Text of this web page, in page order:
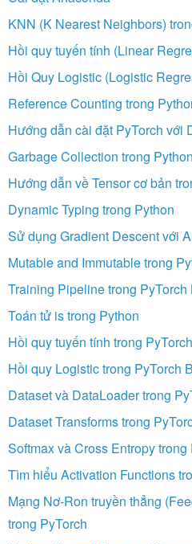
KNN (K Nearest Neighbors)
Hồi quy tuyến tính (Linear
Hồi Quy Logistic (Logistic
Reference Counting trong
Hướng dẫn cài đặt PyTorch với
Garbage Collection trong Python
Hướng dẫn về Tensor cơ bản
Dynamic Typing trong Python
Sử dụng Gradient Descent với
Mutable and Immutable trong
Training Pipeline trong PyTorch
Toán tử is trong Python
Hồi quy tuyến tính trong
Hồi quy Logistic trong PyTorch
Dataset và DataLoader trong
Dataset Transforms trong
Softmax và Cross Entropy
Tìm hiểu Activation Functions
Mạng Nơ-Ron truyền thẳng
trong PyTorch